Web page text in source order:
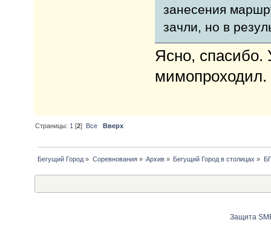
занесения
зачли, но в
Ясно, спасибо.
мимопроходил.
Страницы:1 [2] Все Вверх
Бегущий Город» Соревнования» Архив » Бегущий Город в столицах »
Защита